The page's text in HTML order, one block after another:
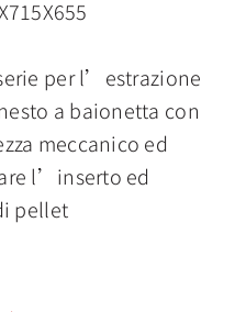
per l’estrazione
a baionetta con
meccanico ed
l’inserto ed
pellet